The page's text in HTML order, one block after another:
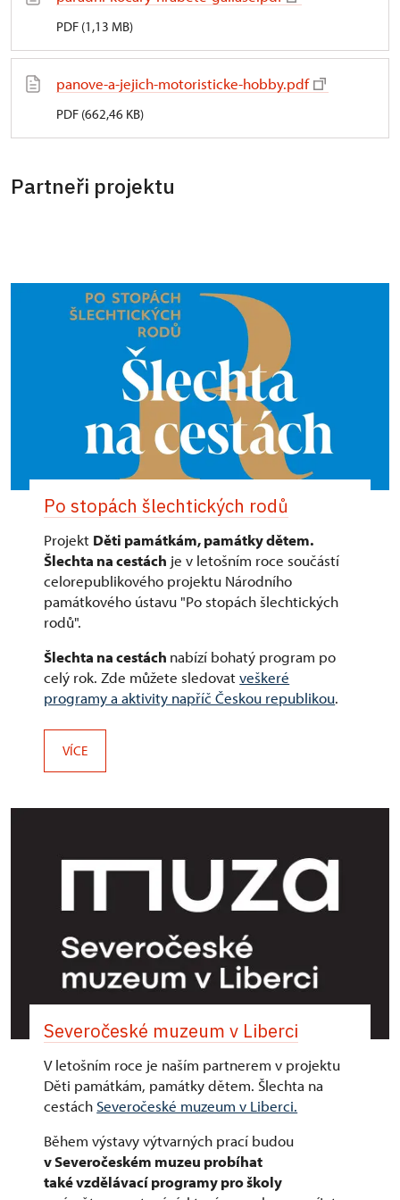
PDF (1,13 MB)
panove-a-jejich-motoristicke-hobby.pdf
PDF (662,46 KB)
Partneři projektu
Po stopách šlechtických rodů
Projekt Děti památkám, památky dětem.
Šlechta na cestách je v letošním roce součástí
celorepublikového projektu Národního
památkového ústavu "Po stopách šlechtických
rodů".
Šlechta na cestách nabízí bohatý program po
celý rok. Zde můžete sledovatveškeré
programy a aktivity napříč Českou republikou.
VÍCE
Severočeské muzeum v Liberci
V letošním roce je naším partnerem v projektu
Děti památkám, památky dětem. Šlechta na
cestách Severočeské muzeum v Liberci.
Během výstavy výtvarných prací budou
v Severočeském muzeu probíhat
také vzdělávací programy pro školy